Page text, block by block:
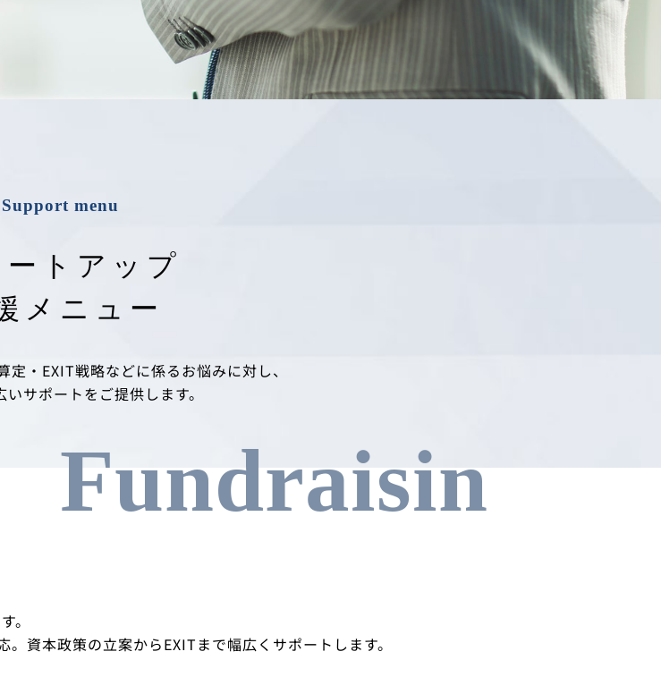
Support menu
ートアップ
メニュー
・EXIT戦略などに係るお悩みに対し、
サポートをご提供します。
Fundraisin
。
資本政策の立案からEXITまで幅広くサポートします。